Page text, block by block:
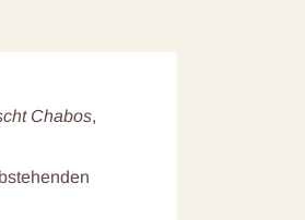
Chabos,